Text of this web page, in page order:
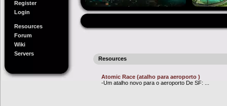
Register
Login
Resources
Forum
Wiki
Servers
Resources
Atomic Race (atalho para aeroporto )
-Um atalho novo para o aeroporto De SF: ...